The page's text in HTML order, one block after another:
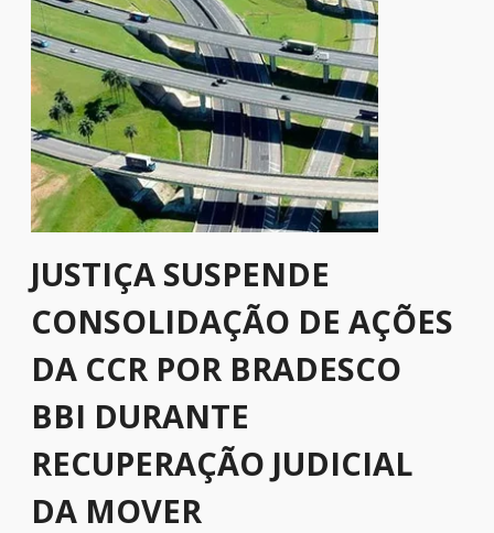
JUSTIÇA SUSPENDE
CONSOLIDAÇÃO DE AÇÕES
DA CCR POR BRADESCO
BBI DURANTE
RECUPERAÇÃO JUDICIAL
DA MOVER